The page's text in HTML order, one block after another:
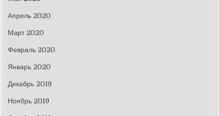
Апрель 2020
Март 2020
Февраль 2020
Январь 2020
Декабрь 2019
Ноябрь 2019